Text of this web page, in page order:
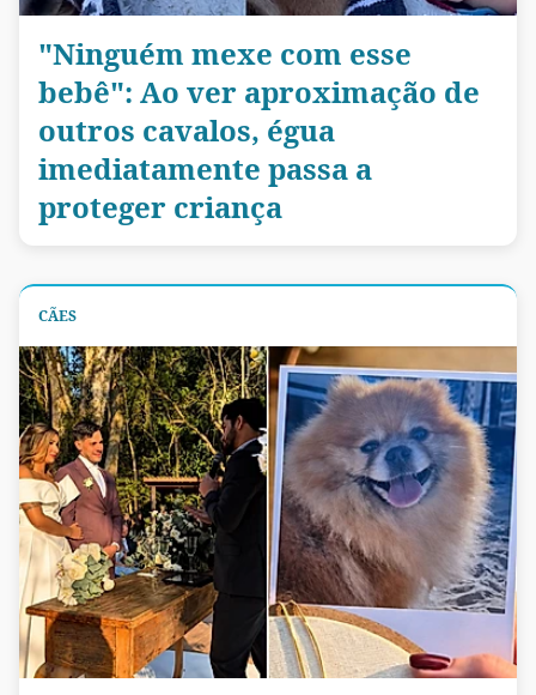
"Ninguém mexe com esse
bebê": Ao ver aproximação de
outros cavalos, égua
imediatamente passa a
proteger criança
CÃES